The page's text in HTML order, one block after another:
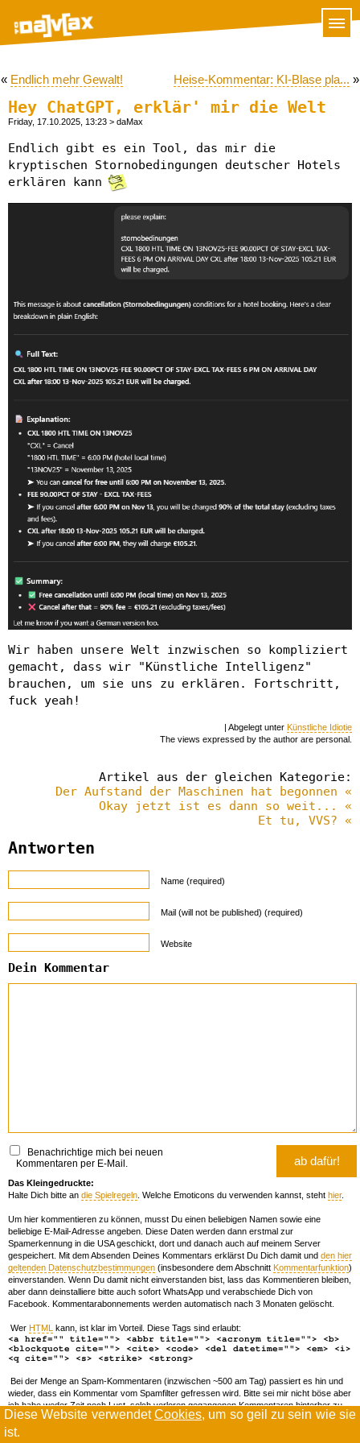
Diese Website verwendetCookies, um so geil zu sein wie sie
ist.
« Endlich mehr Gewalt! Heise-Kommentar: KI-Blase pla... »
Hey ChatGPT, erklär' mir die Welt
Friday, 17.10.2025, 13:23 > daMax
Endlich gibt es ein Tool, das mir die
kryptischen Stornobedingungen deutscher Hotels
erklären kann
Wir haben unsere Welt inzwischen so kompliziert
gemacht, dass wir "Künstliche Intelligenz"
brauchen, um sie uns zu erklären. Fortschritt,
fuck yeah!
| Abgelegt unter Künstliche Idiotie
The views expressed by the author are personal.
Artikel aus der gleichen Kategorie:
Der Aufstand der Maschinen hat begonnen «
Okay jetzt ist es dann so weit... «
Et tu, VVS? «
Antworten
Name (required)
Mail (will not be published) (required)
Website
Dein Kommentar
Benachrichtige mich bei neuen
Kommentaren per E-Mail.
Das Kleingedruckte:
Halte Dich bitte an die Spielregeln . Welche Emoticons du verwenden kannst, steht hier.
Um hier kommentieren zu können, musst Du einen beliebigen Namen sowie eine
beliebige E-Mail-Adresse angeben. Diese Daten werden dann erstmal zur
Spamerkennung in die USA geschickt, dort und danach auch auf meinem Server
gespeichert. Mit dem Absenden Deines Kommentars erklärst Du Dich damit und den hier
geltenden Datenschutzbestimmungen (insbesondere dem Abschnitt Kommentarfunktion)
einverstanden. Wenn Du damit nicht einverstanden bist, lass das Kommentieren bleiben,
aber dann deinstalliere bitte auch sofort WhatsApp und verabschiede Dich von
Facebook. Kommentarabonnements werden automatisch nach 3 Monaten gelöscht.
Wer HTML kann, ist klar im Vorteil. Diese Tags sind erlaubt:
<a href="" title=""> <abbr title=""> <acronym title=""> <b>
<blockquote cite=""> <cite> <code> <del datetime=""> <em> <i>
<q cite=""> <s> <strike> <strong>
Bei der Menge an Spam-Kommentaren (inzwischen ~500 am Tag) passiert es hin und
wieder, dass ein Kommentar vom Spamfilter gefressen wird. Bitte sei mir nicht böse aber
ich habe weder Zeit noch Lust, solch verloren gegangenen Kommentaren hinterher zu
forschen. Wenn das öfters passiert, schreib' mir 'ne Mail damit ich dich whitelisten kann.